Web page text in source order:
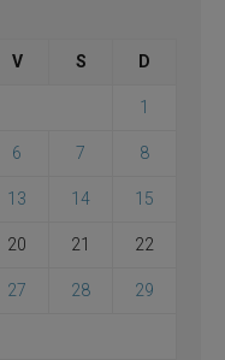
V S D
1
6 7 8
13 14 15
20 21 22
27 28 29